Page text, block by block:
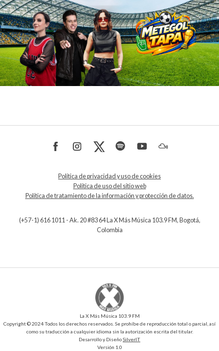
Política de privacidad y uso de cookies
Política de uso del sitio web
Política de tratamiento de la información y protección de datos.
(+57-1) 616 1011 - Ak. 20 #83 64 La X Más Música 103.9 FM, Bogotá,
Colombia
La X Más Música 103.9 FM
Copyright © 2024 Todos los derechos reservados. Se prohíbe de reproducción total o parcial, así
como su traducción a cualquier idioma sin la autorización escrita del titular.
Desarrollo y DiseñoSilverIT
Versión 1.0